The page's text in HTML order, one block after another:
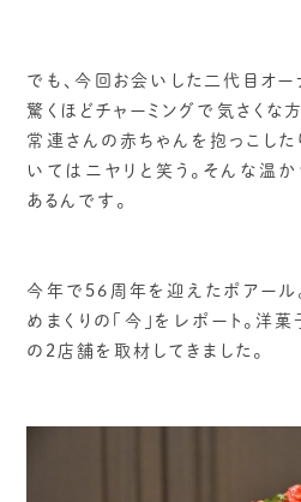
でも、今回お会いした二代目オー
驚くほどチャーミングで気さくな
常連さんの赤ちゃんを抱っこした
いてはニヤリと笑う。そんな温
あるんです。
今年で56周年を迎えたポアール
めまくりの「今」をレポート。洋
の2店舗を取材してきました。